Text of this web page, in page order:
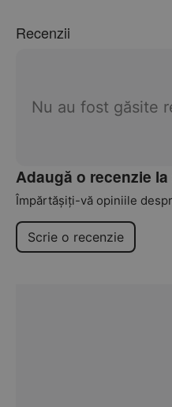
Recenzii
Nu au fost găsite
Adaugă o recenzie
Împărtășiți-vă opiniile
Scrie o recenzie